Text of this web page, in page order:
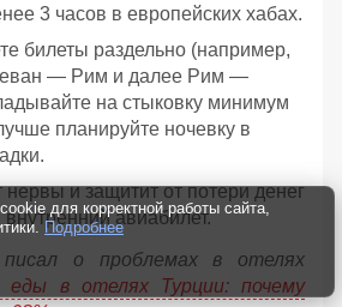
3 часов в европейских хабах.
билеты раздельно (например,
— Рим и далее Рим —
на стыковку минимум
планируйте ночевку в
и защитит от потери денег
авиабилет.
о проблемах в отелях
еды в отелях Турции: почему
для корректной работы сайта,
Подробнее